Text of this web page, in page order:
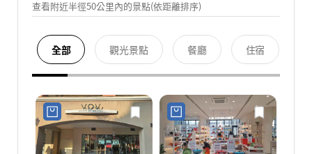
查看附近半徑50公里內的景點(依距離排序)
全部 觀光景點 餐廳 住宿